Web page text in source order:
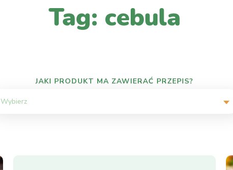
Tag: cebula
JAKI PRODUKT MA ZAWIERAĆ PRZEPIS?
Wybierz